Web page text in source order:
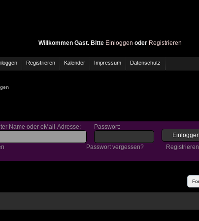
Willkommen Gast. Bitte Einloggen oder Registrieren
Registrieren Kalender Impressum Datenschutz
Name oder eMail-Adresse: Passwort:
Registrieren
Passwort vergessen?